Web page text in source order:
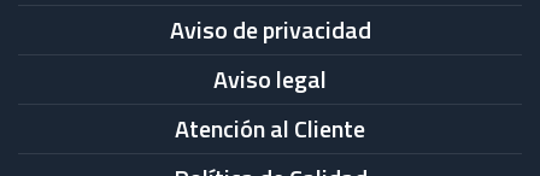
Aviso de privacidad
Aviso legal
Atención al Cliente